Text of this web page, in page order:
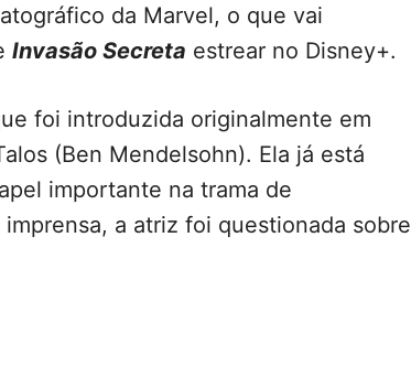
da Marvel, o que vai
Invasão Secreta estrear no Disney+.
foi introduzida originalmente em
(Ben Mendelsohn). Ela já está
importante na trama de
a atriz foi questionada sobre